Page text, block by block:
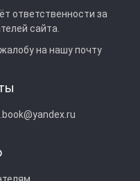
ответственности за
сайта.
на нашу почту